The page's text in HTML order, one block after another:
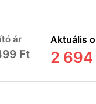
ár
Ft
Aktuális
2 694